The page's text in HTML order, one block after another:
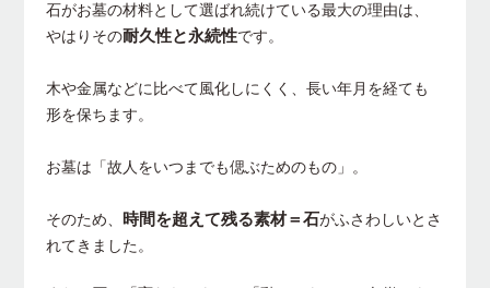
石がお墓の材料として選ばれ続けている最大の理由は、
やはりその耐久性と永続性です。
木や金属などに比べて風化しにくく、長い年月を経ても
形を保ちます。
お墓は「故人をいつまでも偲ぶためのもの」。
そのため、 時間を超えて残る素材＝石がふさわしいとさ
れてきました。